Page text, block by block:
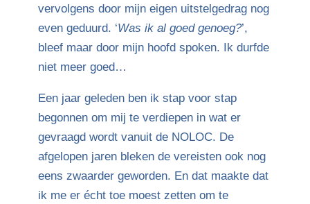
vervolgens door mijn eigen uitstelgedrag nog
even geduurd. ‘Was ik al goed genoeg?’,
bleef maar door mijn hoofd spoken. Ik durfde
niet meer goed…
Een jaar geleden ben ik stap voor stap
begonnen om mij te verdiepen in wat er
gevraagd wordt vanuit de NOLOC. De
afgelopen jaren bleken de vereisten ook nog
eens zwaarder geworden. En dat maakte dat
ik me er écht toe moest zetten om te